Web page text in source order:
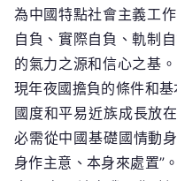
為中國特點社會主義工
自負、實際自負、軌制
的氣力之源和信心之基
現年夜國擔負的條件和
國度和平易近族成長放
必需從中國基礎國情動
身作主意、本身來處置”